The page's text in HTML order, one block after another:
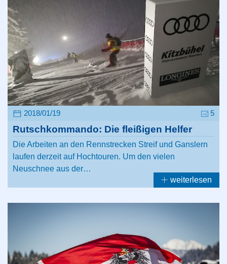
2018/01/19 5
Rutschkommando: Die fleißigen Helfer
Die Arbeiten an den Rennstrecken Streif und Ganslern
laufen derzeit auf Hochtouren. Um den vielen
Neuschnee aus der…
weiterlesen